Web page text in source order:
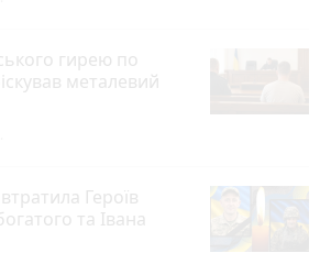
гирею по
металевий
Героїв
та Івана